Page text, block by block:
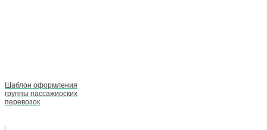
Шаблон оформления
группы пассажирских
перевозок